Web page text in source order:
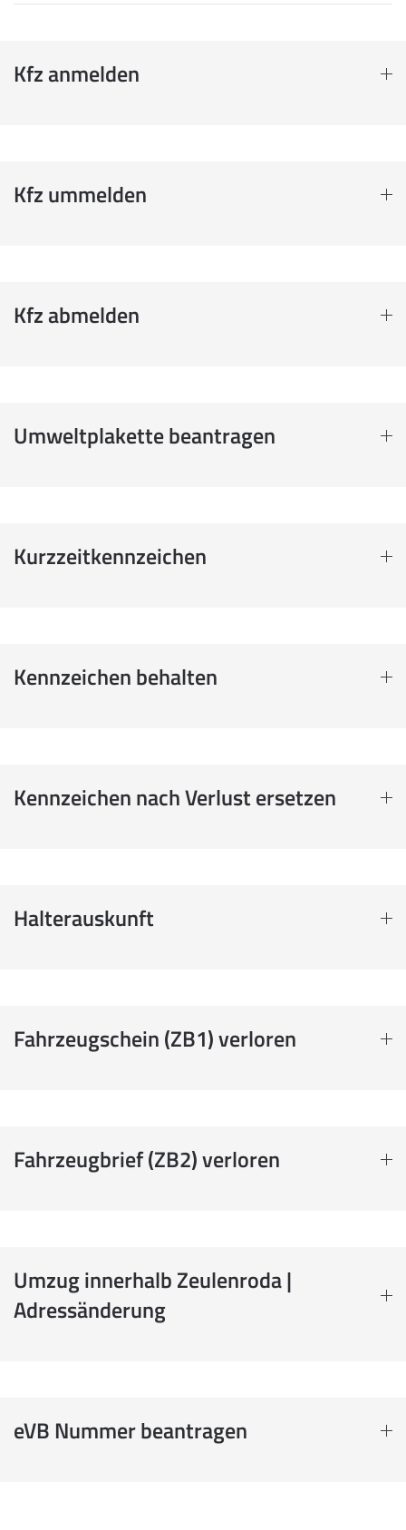
Kfz anmelden
Kfz ummelden
Kfz abmelden
Umweltplakette beantragen
Kurzzeitkennzeichen
Kennzeichen behalten
Kennzeichen nach Verlust ersetzen
Halterauskunft
Fahrzeugschein (ZB1) verloren
Fahrzeugbrief (ZB2) verloren
Umzug innerhalb Zeulenroda |
Adressänderung
eVB Nummer beantragen